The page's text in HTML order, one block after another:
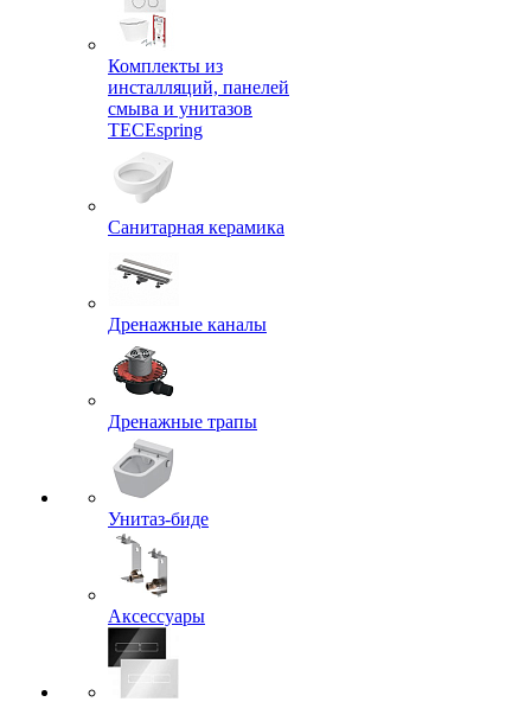
Комплекты из
инсталляций, панелей
смыва и унитазов
TECEspring
Санитарная керамика
Дренажные каналы
Дренажные трапы
Унитаз-биде
Аксессуары